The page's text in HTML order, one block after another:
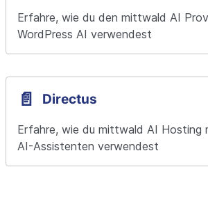
Erfahre, wie du den mittwald AI
WordPress AI verwendest
📄️ Directus
Erfahre, wie du mittwald AI Hosting
AI-Assistenten verwendest